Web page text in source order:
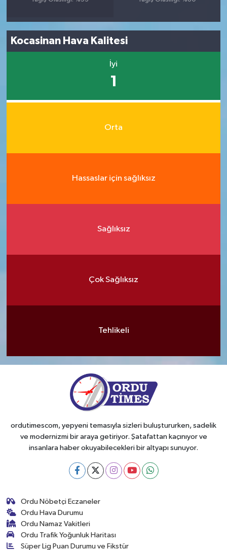
Kocasinan Hava Kalitesi
İyi
1
Orta
Hassaslar için sağlıksız
Sağlıksız
Çok Sağlıksız
Tehlikeli
ordutimescom, yepyeni temasıyla sizleri buluştururken, sadelik
ve modernizmi bir araya getiriyor. Şatafattan kaçınıyor ve
insanlara haber okuyabilecekleri bir altyapı sunuyor.
Ordu Nöbetçi Eczaneler
Ordu Hava Durumu
Ordu Namaz Vakitleri
Ordu Trafik Yoğunluk Haritası
Süper Lig Puan Durumu ve Fikstür